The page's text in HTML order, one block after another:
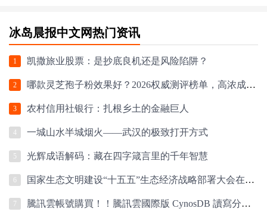
冰岛晨报中文网热门资讯
1 凯撒旅业股票：是抄底良机还是风险陷阱？
2 哪款灵芝孢子粉效果好？2026权威测评榜单，高浓成分+硬核工艺，科学选购指南
3 农村信用社银行：扎根乡土的金融巨人
4 一城山水半城烟火——武汉的极致打开方式
5 光辉成语解码：藏在四字箴言里的千年智慧
6 国家生态文明建设“十五五”生态经济战略部署大会在京召开
7 騰訊雲帳號購買！！騰訊雲國際版 CynosDB 讀寫分離架構加速指南